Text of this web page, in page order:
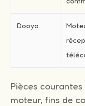
Dooya
Pièces
moteur, fins de